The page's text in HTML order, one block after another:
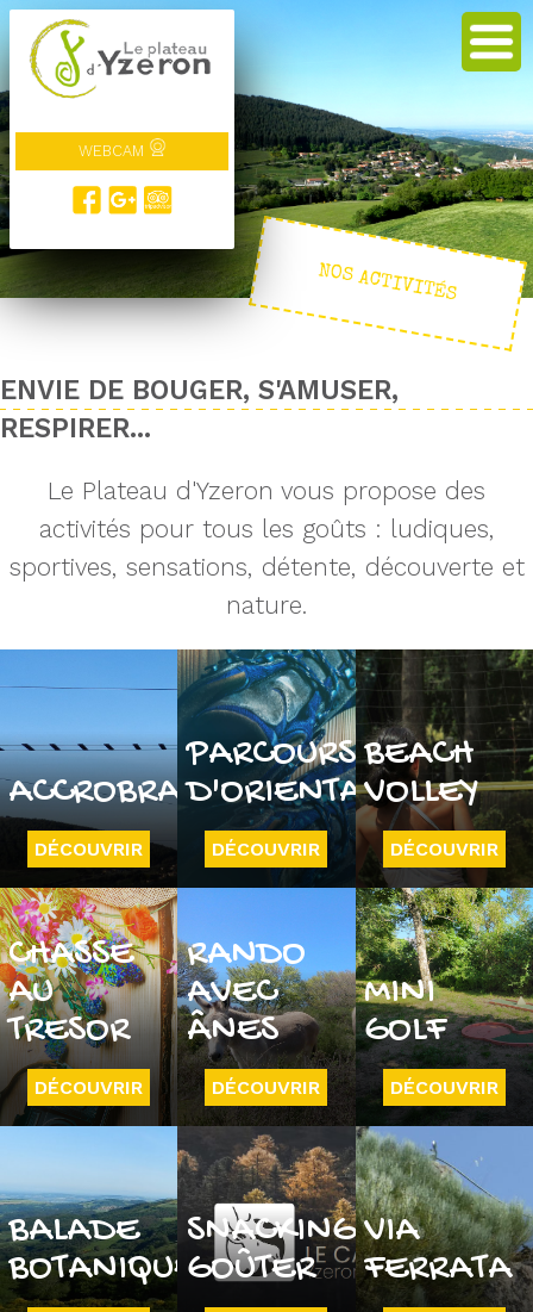
WEBCAM
NOS ACTIVITÉS
ENVIE DE BOUGER, S'AMUSER,
RESPIRER...
Le Plateau d'Yzeron vous propose des
activités pour tous les goûts : ludiques,
sportives, sensations, détente, découverte et
nature.
ACCROBRANCHE
DÉCOUVRIR
PARCOURS
D'ORIENTATION
DÉCOUVRIR
BEACH
VOLLEY
DÉCOUVRIR
CHASSE
AU
TRESOR
DÉCOUVRIR
RANDO
AVEC
ÂNES
DÉCOUVRIR
MINI
GOLF
DÉCOUVRIR
BALADE
BOTANIQUE
SNACKING
GOÛTER
VIA
FERRATA